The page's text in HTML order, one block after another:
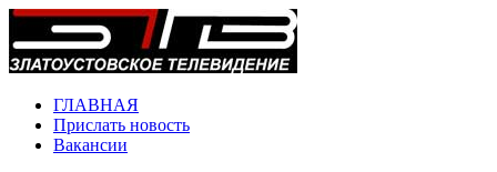
ГЛАВНАЯ
Прислать новость
Вакансии